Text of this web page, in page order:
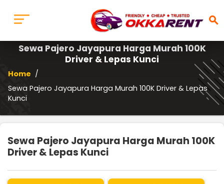
search
Sewa Pajero Jayapura Harga Murah 100K
Driver & Lepas Kunci
Home /
Sewa Pajero Jayapura Harga Murah 100K Driver & Lepas
Kunci
Sewa Pajero Jayapura Harga Murah 100K
Driver & Lepas Kunci